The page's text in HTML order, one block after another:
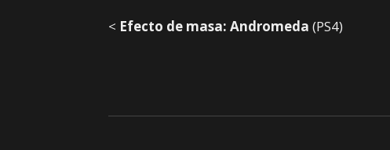
< Efecto de masa: Andromeda (PS4)